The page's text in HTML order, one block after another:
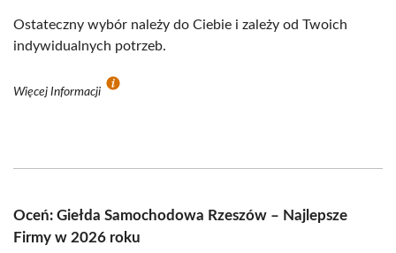
Ostateczny wybór należy do Ciebie i zależy od Twoich
indywidualnych potrzeb.
Więcej Informacji
Oceń: Giełda Samochodowa Rzeszów – Najlepsze
Firmy w 2026 roku